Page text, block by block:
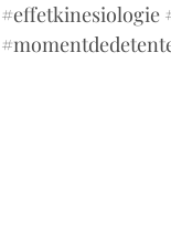
#effetkinesiologie